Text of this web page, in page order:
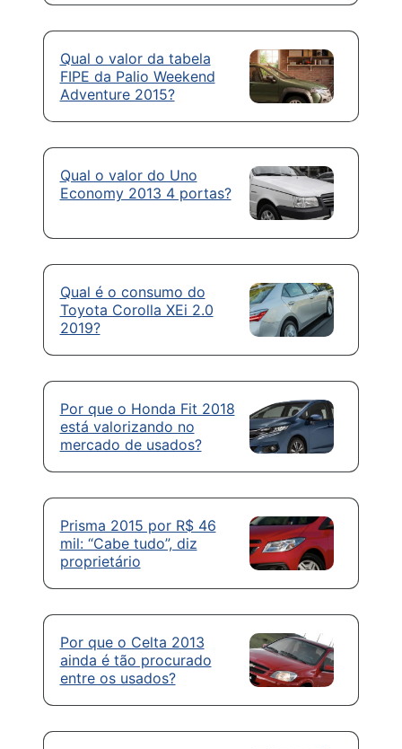
Qual o valor da tabela
FIPE da Palio Weekend
Adventure 2015?
Qual o valor do Uno
Economy 2013 4 portas?
Qual é o consumo do
Toyota Corolla XEi 2.0
2019?
Por que o Honda Fit 2018
está valorizando no
mercado de usados?
Prisma 2015 por R$ 46
mil: “Cabe tudo”, diz
proprietário
Por que o Celta 2013
ainda é tão procurado
entre os usados?